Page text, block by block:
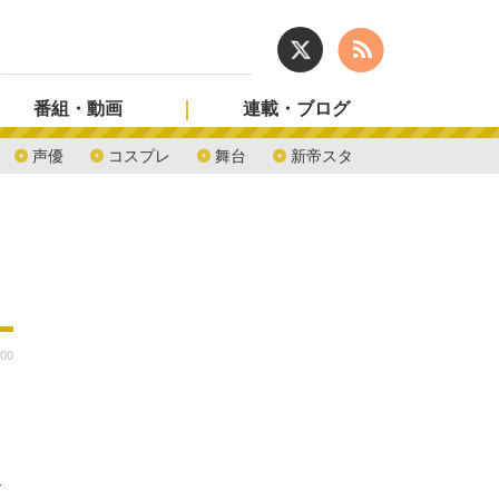
声優 コスプレ 舞台 新帝スタ
番組・動画 連載・ブログ